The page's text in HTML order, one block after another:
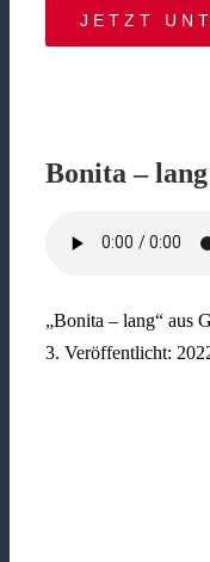
JETZT
Bonita – lang
„Bonita – lang“ aus
3. Veröffentlicht: